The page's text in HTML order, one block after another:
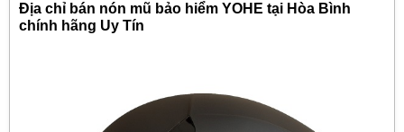
Địa chỉ bán nón mũ bảo hiểm YOHE tại Hòa Bình
chính hãng Uy Tín